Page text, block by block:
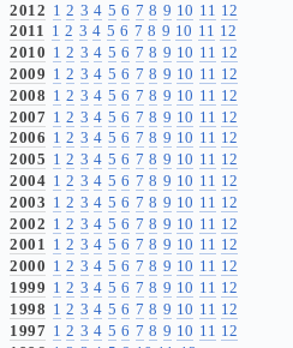
2012 1 2 3 4 5 6 7 8 9 10 11 12
2011 1 2 3 4 5 6 7 8 9 10 11 12
2010 1 2 3 4 5 6 7 8 9 10 11 12
2009 1 2 3 4 5 6 7 8 9 10 11 12
2008 1 2 3 4 5 6 7 8 9 10 11 12
2007 1 2 3 4 5 6 7 8 9 10 11 12
2006 1 2 3 4 5 6 7 8 9 10 11 12
2005 1 2 3 4 5 6 7 8 9 10 11 12
2004 1 2 3 4 5 6 7 8 9 10 11 12
2003 1 2 3 4 5 6 7 8 9 10 11 12
2002 1 2 3 4 5 6 7 8 9 10 11 12
2001 1 2 3 4 5 6 7 8 9 10 11 12
2000 1 2 3 4 5 6 7 8 9 10 11 12
1999 1 2 3 4 5 6 7 8 9 10 11 12
1998 1 2 3 4 5 6 7 8 9 10 11 12
1997 1 2 3 4 5 6 7 8 9 10 11 12